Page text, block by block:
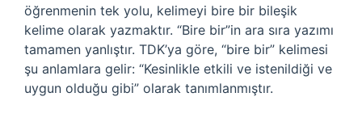
öğrenmenin tek yolu, kelimeyi bire bir bileşik
kelime olarak yazmaktır. “Bire bir”in ara sıra yazımı
tamamen yanlıştır. TDK’ya göre, “bire bir” kelimesi
şu anlamlara gelir: “Kesinlikle etkili ve istenildiği ve
uygun olduğu gibi” olarak tanımlanmıştır.